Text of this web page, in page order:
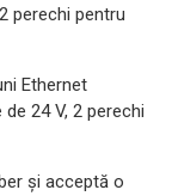
perechi pentru
Ethernet
24 V, 2 perechi
și acceptă o